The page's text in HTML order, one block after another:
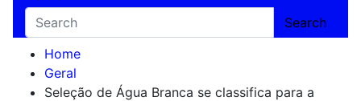
Search
Home
Geral
Seleção de Água Branca se classifica para a